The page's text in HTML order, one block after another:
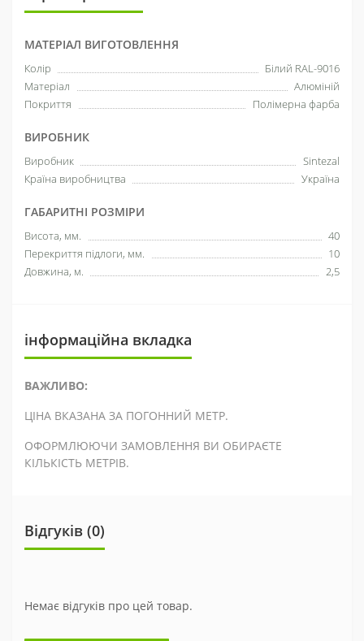
МАТЕРІАЛ ВИГОТОВЛЕННЯ
Колір
Білий RAL-9016
Матеріал
Алюміній
Покриття
Полімерна фарба
ВИРОБНИК
Виробник
Sintezal
Країна виробництва
Україна
ГАБАРИТНІ РОЗМІРИ
Висота, мм.
40
Перекриття підлоги, мм.
10
Довжина, м.
2,5
інформаційна вкладка
ВАЖЛИВО:
ЦІНА ВКАЗАНА ЗА ПОГОННИЙ МЕТР.
ОФОРМЛЮЮЧИ ЗАМОВЛЕННЯ ВИ ОБИРАЄТЕ
КІЛЬКІСТЬ МЕТРІВ.
Відгуків (0)
Немає відгуків про цей товар.